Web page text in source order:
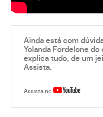
Ainda está com
Yolanda Fordelone
explica tudo, de um
Assista.
Assista no